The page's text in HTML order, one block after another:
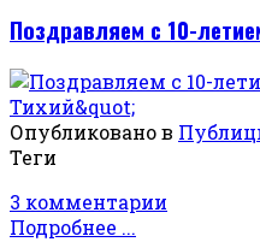
Поздравляем с 10-
Опубликовано в
Теги
3 комментарии
Подробнее ...